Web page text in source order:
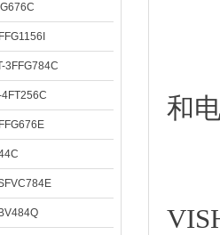
3FFG784C
和